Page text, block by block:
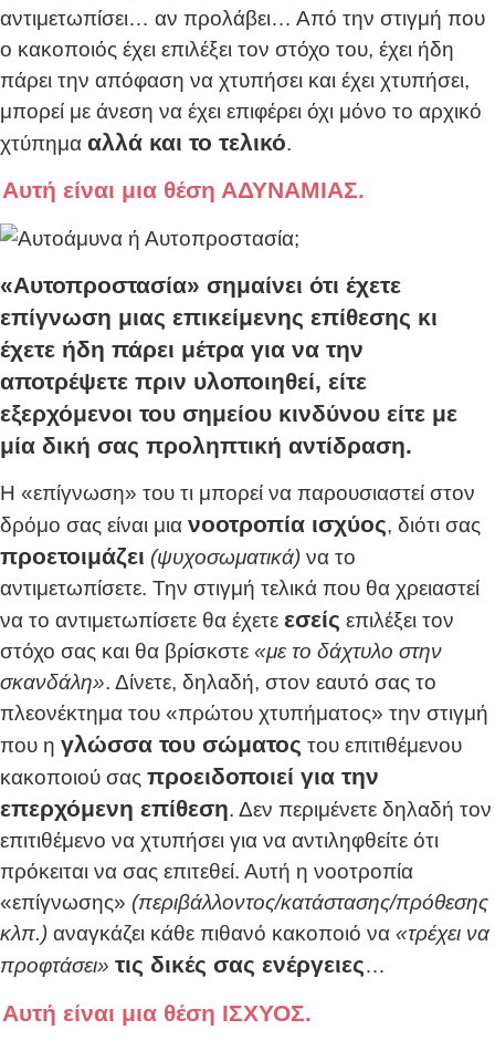
αντιμετωπίσει… αν προλάβει… Από την στιγμή που
ο κακοποιός έχει επιλέξει τον στόχο του, έχει ήδη
πάρει την απόφαση να χτυπήσει και έχει χτυπήσει,
μπορεί με άνεση να έχει επιφέρει όχι μόνο το αρχικό
χτύπημα αλλά και το τελικό.
Αυτή είναι μια θέση ΑΔΥΝΑΜΙΑΣ.
«Αυτοπροστασία» σημαίνει ότι έχετε
επίγνωση μιας επικείμενης επίθεσης κι
έχετε ήδη πάρει μέτρα για να την
αποτρέψετε πριν υλοποιηθεί, είτε
εξερχόμενοι του σημείου κινδύνου είτε με
μία δική σας προληπτική αντίδραση.
Η «επίγνωση» του τι μπορεί να παρουσιαστεί στον
δρόμο σας είναι μια νοοτροπία ισχύος, διότι σας
προετοιμάζει (ψυχοσωματικά) να το
αντιμετωπίσετε. Την στιγμή τελικά που θα χρειαστεί
να το αντιμετωπίσετε θα έχετε εσείς επιλέξει τον
στόχο σας και θα βρίσκστε «με το δάχτυλο στην
σκανδάλη». Δίνετε, δηλαδή, στον εαυτό σας το
πλεονέκτημα του «πρώτου χτυπήματος» την στιγμή
που η γλώσσα του σώματος του επιτιθέμενου
κακοποιού σας προειδοποιεί για την
επερχόμενη επίθεση. Δεν περιμένετε δηλαδή τον
επιτιθέμενο να χτυπήσει για να αντιληφθείτε ότι
πρόκειται να σας επιτεθεί. Αυτή η νοοτροπία
«επίγνωσης» (περιβάλλοντος/κατάστασης/πρόθεσης
κλπ.) αναγκάζει κάθε πιθανό κακοποιό να «τρέχει να
προφτάσει» τις δικές σας ενέργειες…
Αυτή είναι μια θέση ΙΣΧΥΟΣ.